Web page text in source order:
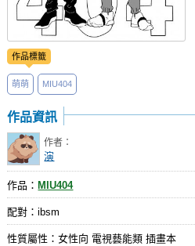
作品標籤
萌萌 MIU404
作品資訊
作者：
演
作品： MIU404
配對：ibsm
性質屬性：女性向 電視藝能類 插畫本